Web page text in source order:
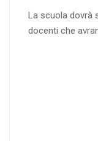
La scuola dovrà
docenti che